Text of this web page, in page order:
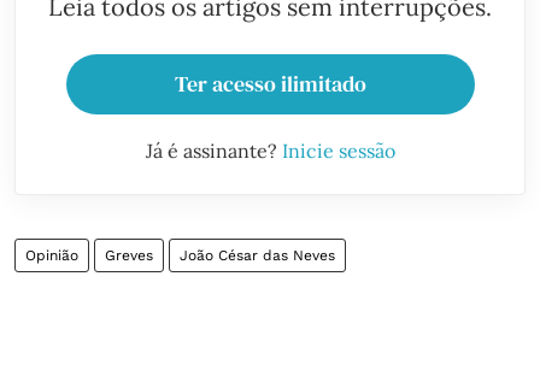
Leia todos os artigos sem interrupções.
Ter acesso ilimitado
Já é assinante? Inicie sessão
Opinião Greves João César das Neves